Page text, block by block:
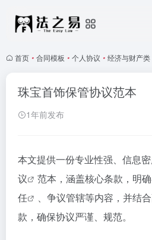
首页 • 合同模板 • 个人协议 • 经济与财产类
珠宝首饰保管协议范本
1年前发布
本文提供一份专业性强、信息
议
范本，涵盖核心条款，明确
任
、争议管辖等内容，并结
款，确保协议严谨、规范。